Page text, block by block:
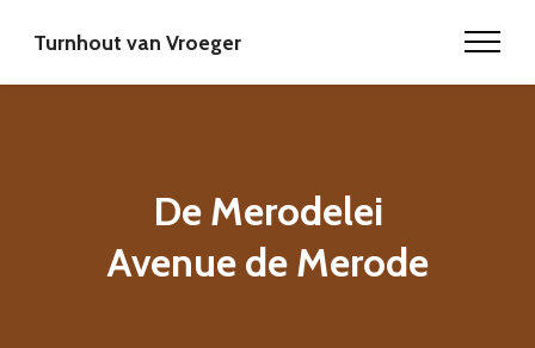
Turnhout van Vroeger
De Merodelei
Avenue de Merode